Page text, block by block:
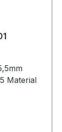
Material